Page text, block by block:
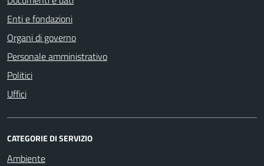
Enti e fondazioni
Organi di governo
Personale amministrativo
Politici
Uffici
CATEGORIE DI SERVIZIO
Ambiente